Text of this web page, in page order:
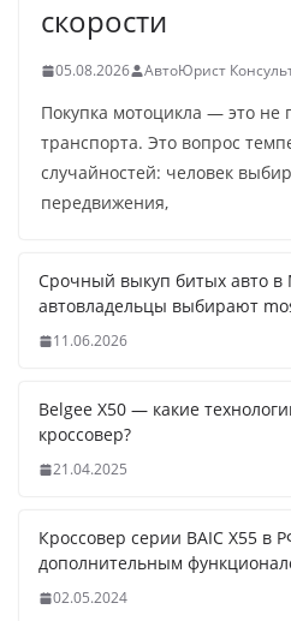
скорости
05.08.2026 АвтоЮрист
Покупка мотоцикла — это не
транспорта. Это вопрос
случайностей: человек
передвижения,
Срочный выкуп битых авто в
автовладельцы выбирают
11.06.2026
Belgee X50 — какие
кроссовер?
21.04.2025
Кроссовер серии BAIC X55 в
дополнительным
02.05.2024